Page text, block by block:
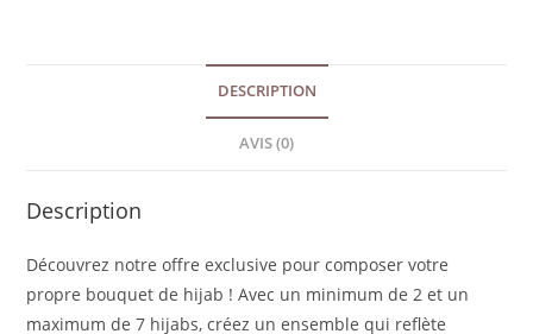
DESCRIPTION
AVIS (0)
Description
Découvrez notre offre exclusive pour composer votre
propre bouquet de hijab ! Avec un minimum de 2 et un
maximum de 7 hijabs, créez un ensemble qui reflète